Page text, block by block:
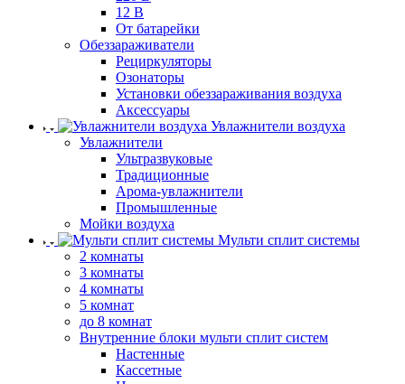
12 В
От батарейки
Обеззараживатели
Рециркуляторы
Озонаторы
Установки обеззараживания воздуха
Аксессуары
Увлажнители воздуха
Увлажнители
Ультразвуковые
Традиционные
Арома-увлажнители
Промышленные
Мойки воздуха
Мульти сплит системы
2 комнаты
3 комнаты
4 комнаты
5 комнат
до 8 комнат
Внутренние блоки мульти сплит систем
Настенные
Кассетные